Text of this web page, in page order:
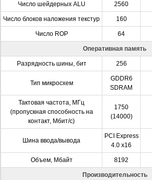
Число шейдерных ALU 2560
Число блоков наложения текстур 160
Число ROP 64
Оперативная память
Разрядность шины, бит 256
Тип микросхем
GDDR6
SDRAM
Тактовая частота, МГц
(пропускная способность на
контакт, Мбит/с)
1750
(14000)
Шина ввода/вывода
PCI Express
4.0 x16
Объем, Мбайт 8192
Производительность